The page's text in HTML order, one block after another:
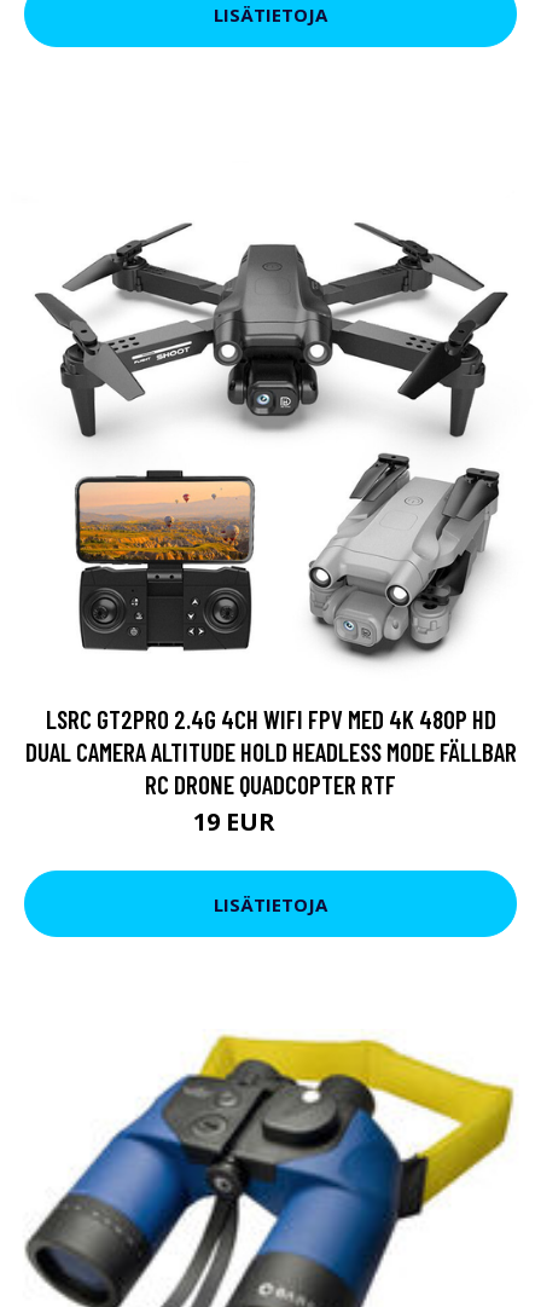
LISÄTIETOJA
LSRC GT2PRO 2.4G 4CH WIFI FPV MED 4K 480P HD
DUAL CAMERA ALTITUDE HOLD HEADLESS MODE FÄLLBAR
RC DRONE QUADCOPTER RTF
19 EUR
LISÄTIETOJA